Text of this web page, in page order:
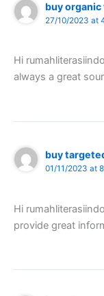
buy
27/10/2023 at
Hi
always a great
buy
01/11/2023 at
Hi
provide great